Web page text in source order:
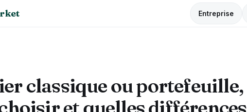
Entreprise
classique ou portefeuille,